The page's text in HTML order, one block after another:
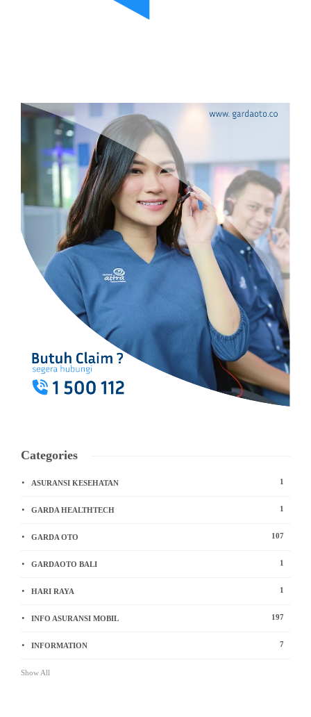
Categories
ASURANSI KESEHATAN 1
GARDA HEALTHTECH 1
GARDA OTO 107
GARDAOTO BALI 1
HARI RAYA 1
INFO ASURANSI MOBIL 197
INFORMATION 7
Show All